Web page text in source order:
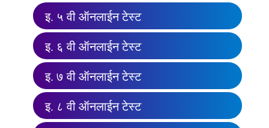
इ. ५ वी ऑनलाईन टेस्ट
इ. ६ वी ऑनलाईन टेस्ट
इ. ७ वी ऑनलाईन टेस्ट
इ. ८ वी ऑनलाईन टेस्ट